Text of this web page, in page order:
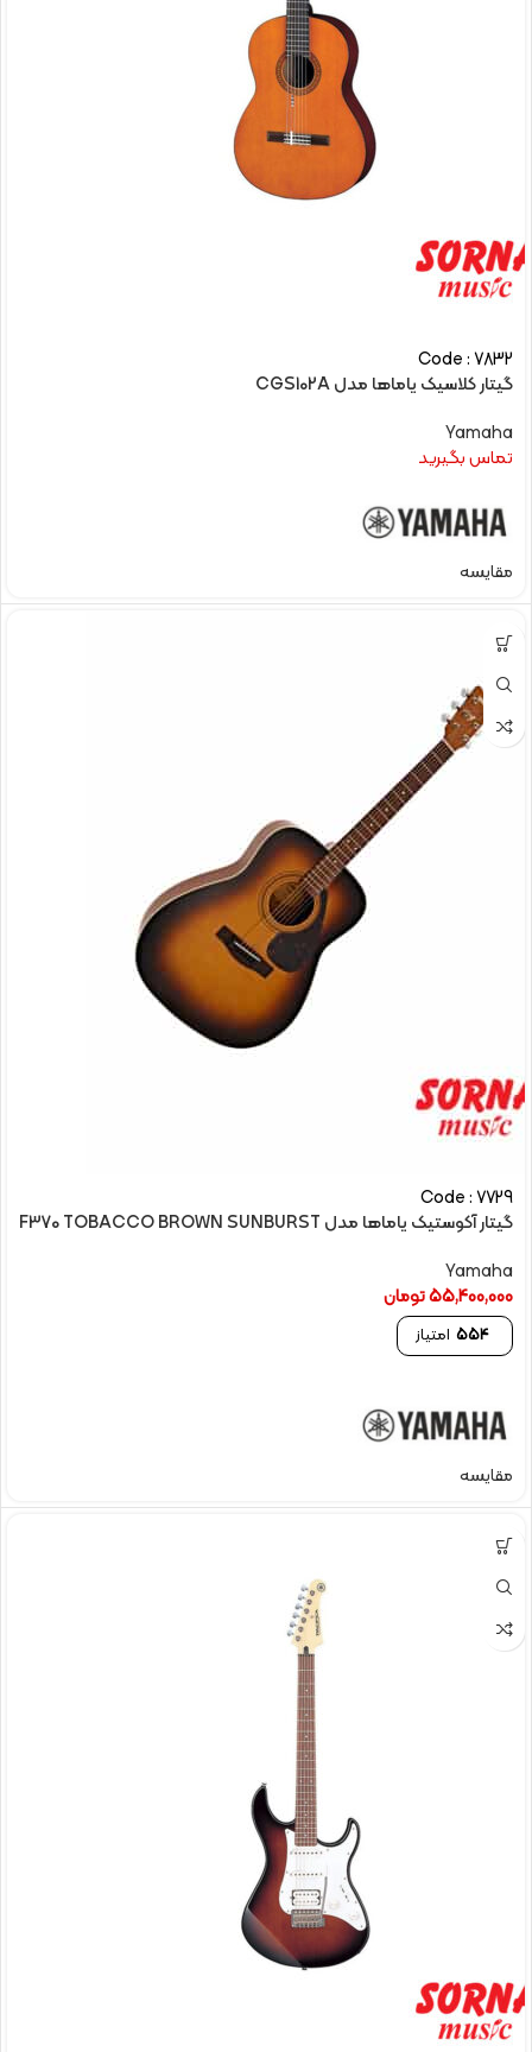
Code : 7832
گیتار کلاسیک یاماها مدل CGS102A
Yamaha
تماس بگیرید
مقایسه
Code : 7729
گیتار آکوستیک یاماها مدل F370 TOBACCO BROWN SUNBURST
Yamaha
55,400,000تومان
554 امتیاز
مقایسه